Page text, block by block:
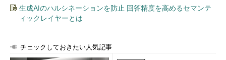
生成AIのハルシネーションを防止 回答精度を高めるセマンテ
ィックレイヤーとは
チェックしておきたい人気記事